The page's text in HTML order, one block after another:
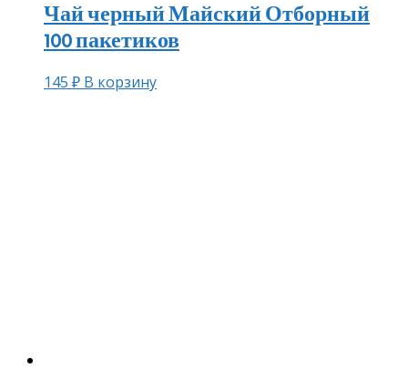
Чай черный Майский Отборный
100 пакетиков
145 ₽ В корзину